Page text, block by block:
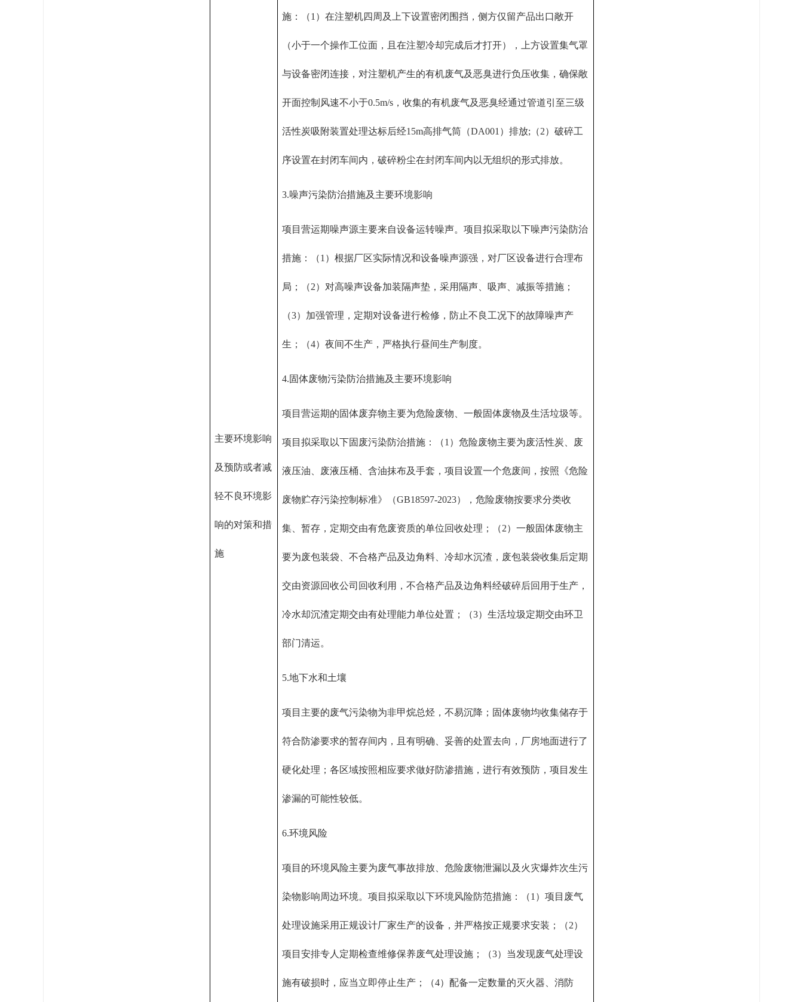
主要环境影响
及预防或者减
轻不良环境影
响的对策和措
施
施：（1）在注塑机四周及上下设置密闭围挡，侧方仅留产品出口敞开
（小于一个操作工位面，且在注塑冷却完成后才打开），上方设置集气罩
与设备密闭连接，对注塑机产生的有机废气及恶臭进行负压收集，确保敞
开面控制风速不小于0.5m/s，收集的有机废气及恶臭经通过管道引至三级
活性炭吸附装置处理达标后经15m高排气筒（DA001）排放;（2）破碎工
序设置在封闭车间内，破碎粉尘在封闭车间内以无组织的形式排放。
3.噪声污染防治措施及主要环境影响
项目营运期噪声源主要来自设备运转噪声。项目拟采取以下噪声污染防治
措施：（1）根据厂区实际情况和设备噪声源强，对厂区设备进行合理布
局；（2）对高噪声设备加装隔声垫，采用隔声、吸声、减振等措施；
（3）加强管理，定期对设备进行检修，防止不良工况下的故障噪声产
生；（4）夜间不生产，严格执行昼间生产制度。
4.固体废物污染防治措施及主要环境影响
项目营运期的固体废弃物主要为危险废物、一般固体废物及生活垃圾等。
项目拟采取以下固废污染防治措施：（1）危险废物主要为废活性炭、废
液压油、废液压桶、含油抹布及手套，项目设置一个危废间，按照《危险
废物贮存污染控制标准》（GB18597-2023），危险废物按要求分类收
集、暂存，定期交由有危废资质的单位回收处理；（2）一般固体废物主
要为废包装袋、不合格产品及边角料、冷却水沉渣，废包装袋收集后定期
交由资源回收公司回收利用，不合格产品及边角料经破碎后回用于生产，
冷水却沉渣定期交由有处理能力单位处置；（3）生活垃圾定期交由环卫
部门清运。
5.地下水和土壤
项目主要的废气污染物为非甲烷总烃，不易沉降；固体废物均收集储存于
符合防渗要求的暂存间内，且有明确、妥善的处置去向，厂房地面进行了
硬化处理；各区域按照相应要求做好防渗措施，进行有效预防，项目发生
渗漏的可能性较低。
6.环境风险
项目的环境风险主要为废气事故排放、危险废物泄漏以及火灾爆炸次生污
染物影响周边环境。项目拟采取以下环境风险防范措施：（1）项目废气
处理设施采用正规设计厂家生产的设备，并严格按正规要求安装；（2）
项目安排专人定期检查维修保养废气处理设施；（3）当发现废气处理设
施有破损时，应当立即停止生产；（4）配备一定数量的灭火器、消防